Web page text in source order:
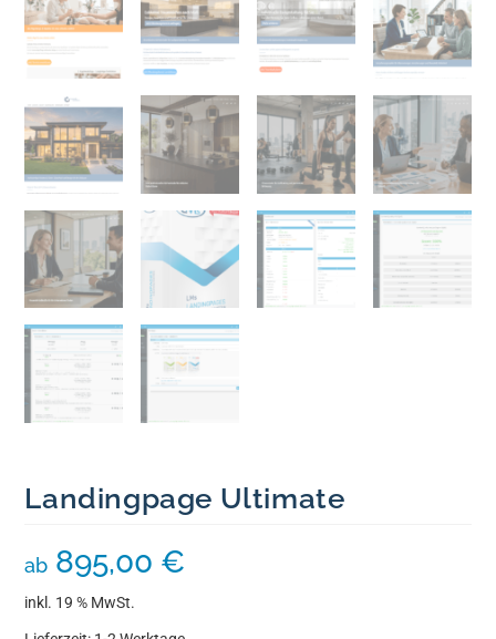
Landingpage Ultimate
ab 895,00 €
inkl. 19 % MwSt.